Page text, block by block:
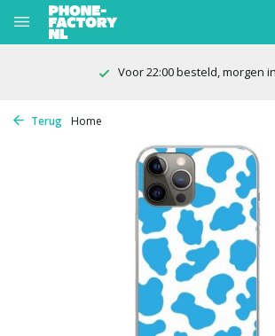
Voor 22:00 besteld, morgen in huis
Terug Home